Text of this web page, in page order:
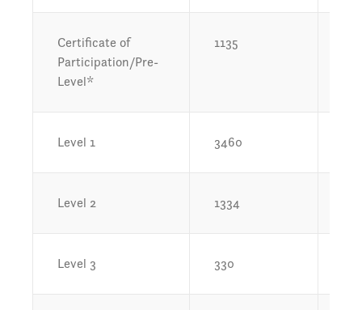
Certificate of
Participation/Pre-
Level*
1135
Level 1 3460
Level 2 1334
Level 3 330